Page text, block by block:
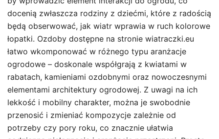
docenią zwłaszcza rodziny z dziećmi, które z radością
będą obserwować, jak wiatr wprawia w ruch kolorowe
łopatki. Ozdoby dostępne na stronie wiatraczki.eu
łatwo wkomponować w różnego typu aranżacje
ogrodowe – doskonale współgrają z kwiatami w
rabatach, kamieniami ozdobnymi oraz nowoczesnymi
elementami architektury ogrodowej. Z uwagi na ich
lekkość i mobilny charakter, można je swobodnie
przenosić i zmieniać kompozycje zależnie od
potrzeby czy pory roku, co znacznie ułatwia